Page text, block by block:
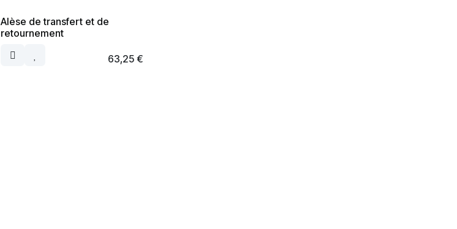
Alèse de transfert et de
retournement
63,25€